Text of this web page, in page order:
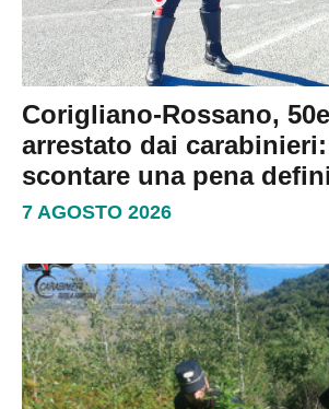
Corigliano-Rossano,
arrestato dai
scontare una pena
7 AGOSTO 2026